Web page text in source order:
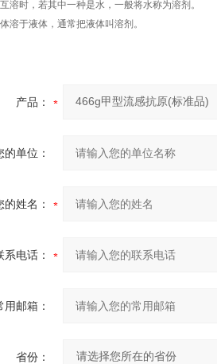
溶时，若其中一种是水，一般将水称为溶剂。
溶于液体，通常把液体叫溶剂。
产品：
的单位：
的姓名：
系电话：
用邮箱：
省份：